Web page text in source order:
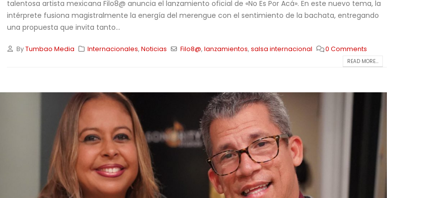
talentosa artista mexicana Filo8@ anuncia el lanzamiento oficial de «No Es Por Acá». En este nuevo tema, la
intérprete fusiona magistralmente la energía del merengue con el sentimiento de la bachata, entregando
una propuesta que invita tanto...
ByTumbao Media Internacionales,Noticias Filo8@, lanzamientos, salsa internacional 0 Comments
READ MORE...
«Flaco» David Pelayo
le responde al qué
con «Cotilleo», su
y explosivo merengue
bachata en su nuevo sencillo «No Es
Por Acá»
16/05/2026
Los Some Son unen
generaciones con el
lanzamiento de su nuevo
sencillo «Para Los Soneros»
04/05/2026